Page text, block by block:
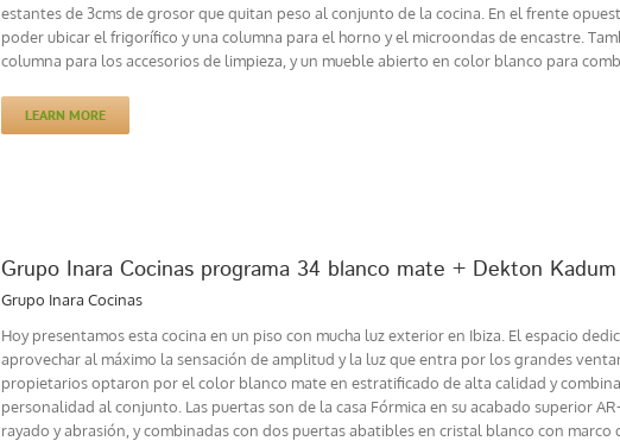
estantes de 3cms de grosor que quitan peso al conjunto de la cocina. En el frente
poder ubicar el frigorífico y una columna para el horno y el microondas de encastre.
columna para los accesorios de limpieza, y un mueble abierto en color blanco para
LEARN MORE
Grupo Inara Cocinas programa 34 blanco mate + Dekton Kadum
Grupo Inara Cocinas
Hoy presentamos esta cocina en un piso con mucha luz exterior en Ibiza. El espacio
aprovechar al máximo la sensación de amplitud y la luz que entra por los grandes
propietarios optaron por el color blanco mate en estratificado de alta calidad y
personalidad al conjunto. Las puertas son de la casa Fórmica en su acabado superior
rayado y abrasión, y combinadas con dos puertas abatibles en cristal blanco con